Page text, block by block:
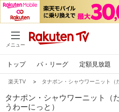
メニュー
トップ パ・リーグ 定額見放題
楽天TV > タナポン・シャウワーニット（
タナポン・シャウワーニット（
うわーにっと）